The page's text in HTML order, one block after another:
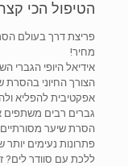
הטיפול הכי
פריצת דרך בעולם
מחיר!
אידיאל היופי הגברי
הצורך החיוני בהסרת
אפקטיבית להפליא
גברים רבים משתפים
הסרת שיער
פתרונות נעימים